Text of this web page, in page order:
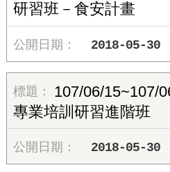
研習班－食安計畫
2018-05-30
107/06/15~107/
專業培訓研習進階班
2018-05-30